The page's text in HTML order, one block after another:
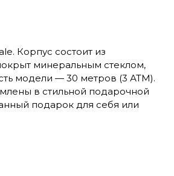
Корпус состоит из
минеральным стеклом,
модели — 30 метров (3 АТМ).
в стильной подарочной
подарок для себя или